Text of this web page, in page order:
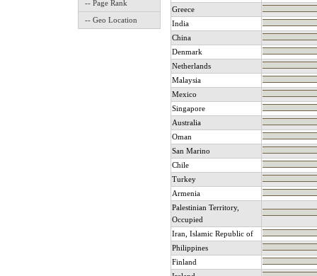
-- Page Rank
-- Geo Location
Greece
India
China
Denmark
Netherlands
Malaysia
Mexico
Singapore
Australia
Oman
San Marino
Chile
Turkey
Armenia
Palestinian Territory,
Occupied
Iran, Islamic Republic of
Philippines
Finland